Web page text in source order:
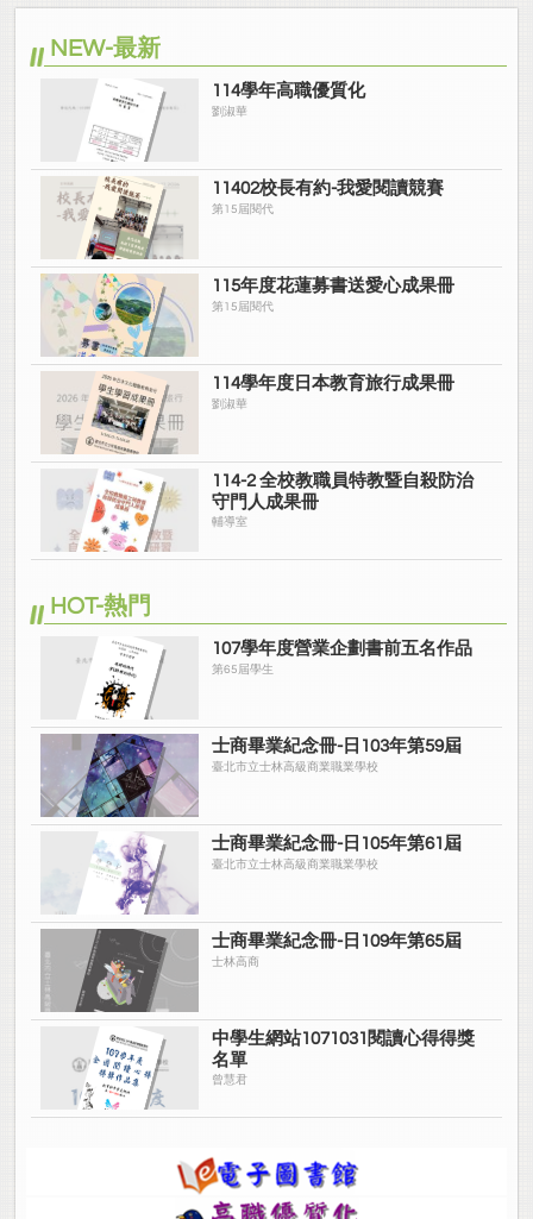
NEW-最新
114學年高職優質化
劉淑華
11402校長有約-我愛閱讀競賽
第15屆閱代
115年度花蓮募書送愛心成果冊
第15屆閱代
114學年度日本教育旅行成果冊
劉淑華
114-2 全校教職員特教暨自殺防治
守門人成果冊
輔導室
HOT-熱門
107學年度營業企劃書前五名作品
第65屆學生
士商畢業紀念冊-日103年第59屆
臺北市立士林高級商業職業學校
士商畢業紀念冊-日105年第61屆
臺北市立士林高級商業職業學校
士商畢業紀念冊-日109年第65屆
士林高商
中學生網站1071031閱讀心得得獎
名單
曾慧君